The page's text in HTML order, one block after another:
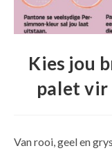
Kies jou
palet
Van rooi, geel en